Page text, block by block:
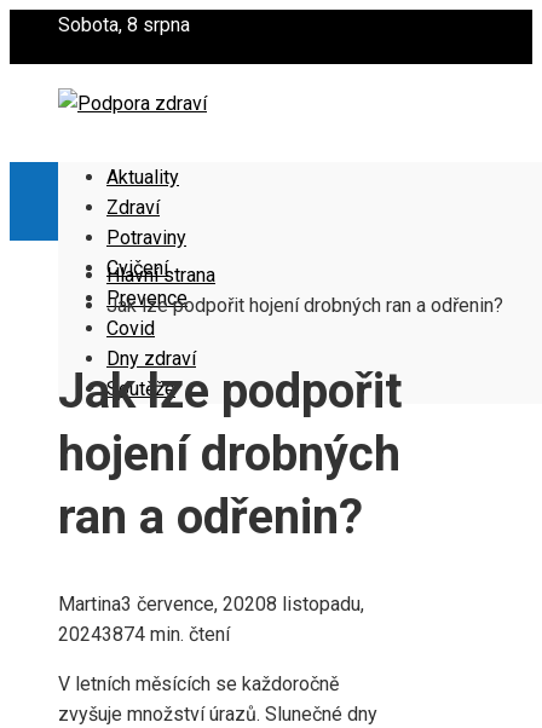
Sobota, 8 srpna
Aktuality
Zdraví
Potraviny
Cvičení
Prevence
Covid
Dny zdraví
Soutěže
Hlavní strana
Jak lze podpořit hojení drobných ran a odřenin?
Jak lze podpořit
hojení drobných
ran a odřenin?
Martina3 července, 20208 listopadu,
20243874 min. čtení
V letních měsících se každoročně
zvyšuje množství úrazů. Slunečné dny